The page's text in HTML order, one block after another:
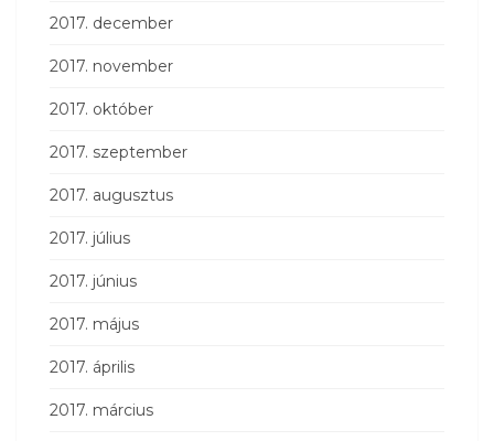
2017. december
2017. november
2017. október
2017. szeptember
2017. augusztus
2017. július
2017. június
2017. május
2017. április
2017. március